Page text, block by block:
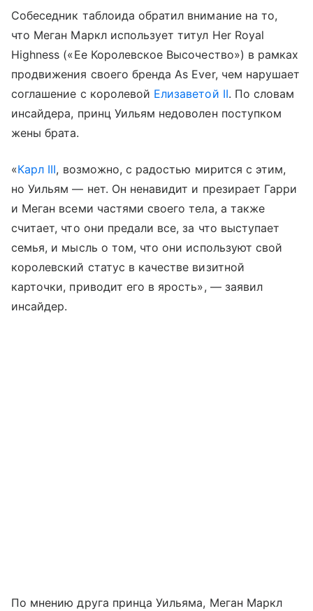
Собеседник таблоида обратил внимание на то,
что Меган Маркл использует титул Her Royal
Highness («Ее Королевское Высочество») в рамках
продвижения своего бренда As Ever, чем нарушает
соглашение с королевой Елизаветой II. По словам
инсайдера, принц Уильям недоволен поступком
жены брата.
«Карл III, возможно, с радостью мирится с этим,
но Уильям — нет. Он ненавидит и презирает Гарри
и Меган всеми частями своего тела, а также
считает, что они предали все, за что выступает
семья, и мысль о том, что они используют свой
королевский статус в качестве визитной
карточки, приводит его в ярость», — заявил
инсайдер.
По мнению друга принца Уильяма, Меган Маркл